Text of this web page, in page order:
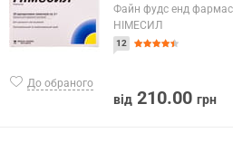
До обраного
Файн фудс енд
НІМЕСИЛ
12
від 210.00 грн